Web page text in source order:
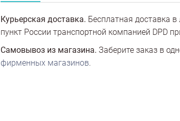
Курьерская доставка. Бесплатная доставка
пункт России транспортной компанией DPD
Самовывоз из магазина. Заберите заказ в
фирменных магазинов.